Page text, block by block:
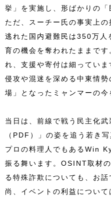
挙」を実施し、形ばかりの「
ただ、スーチー氏の事実上
逃れた国内避難民は350万人
育の機会を奪われたままで
れ、支援や寄付は細ってい
侵攻や混迷を深める中東情
場」となったミャンマーの今
当日は、前線で戦う民主化
（PDF）」の姿を追う若き
プロの料理人でもあるWin
振る舞います。OSINT取材
る特殊詐欺についても、お話
尚、イベントの利益につい